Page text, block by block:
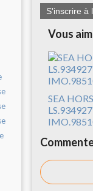
S'inscrire à
Vous
SEA
LS.934927